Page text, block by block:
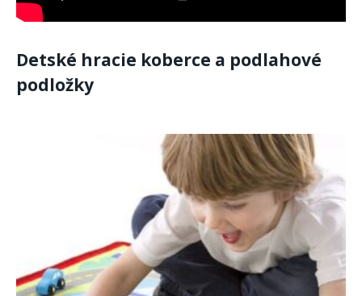
Detské hracie koberce a podlahové
podložky